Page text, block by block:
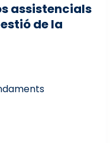
assistencials
de la